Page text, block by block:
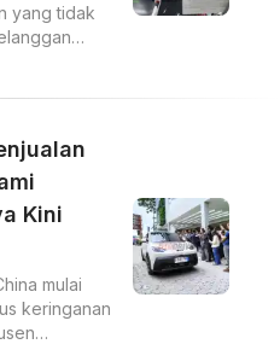
yang tidak
biaya
Kini
mulai
keringanan